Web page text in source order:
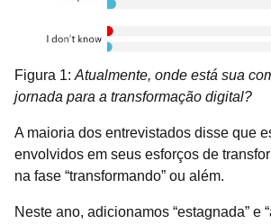
Figura 1: Atualmente, onde está sua
jornada para a transformação digital?
A maioria dos entrevistados disse que
envolvidos em seus esforços de
na fase “transformando” ou além.
Neste ano, adicionamos “estagnada” e